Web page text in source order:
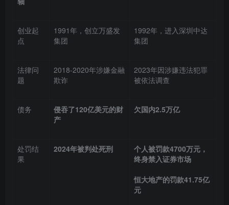
创业起
点
1991年，创立万盛发
集团
1992年，进入深圳中达
集团
法律问
题
2018-2020年涉嫌金融
欺诈
2023年因涉嫌违法犯罪
被依法调查
债务
侵吞了120亿美元的财
产
欠国内2.5万亿
处罚结
果
2024年被判处死刑
个人被罚款4700万元，
终身禁入证券市场
恒大地产的罚款41.75亿
元